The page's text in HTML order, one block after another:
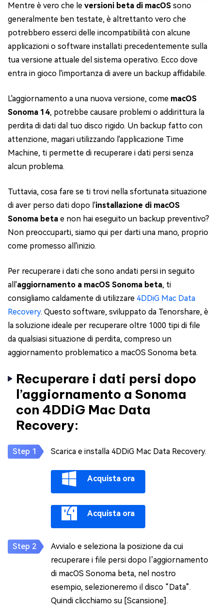
Mentre è vero che le versioni beta di macOS sono
generalmente ben testate, è altrettanto vero che
potrebbero esserci delle incompatibilità con alcune
applicazioni o software installati precedentemente sulla
tua versione attuale del sistema operativo. Ecco dove
entra in gioco l'importanza di avere un backup affidabile.
L'aggiornamento a una nuova versione, come macOS
Sonoma 14, potrebbe causare problemi o addirittura la
perdita di dati dal tuo disco rigido. Un backup fatto con
attenzione, magari utilizzando l'applicazione Time
Machine, ti permette di recuperare i dati persi senza
alcun problema.
Tuttavia, cosa fare se ti trovi nella sfortunata situazione
di aver perso dati dopo l'installazione di macOS
Sonoma beta e non hai eseguito un backup preventivo?
Non preoccuparti, siamo qui per darti una mano, proprio
come promesso all'inizio.
Per recuperare i dati che sono andati persi in seguito
all'aggiornamento a macOS Sonoma beta, ti
consigliamo caldamente di utilizzare 4DDiG Mac Data
Recovery. Questo software, sviluppato da Tenorshare, è
la soluzione ideale per recuperare oltre 1000 tipi di file
da qualsiasi situazione di perdita, compreso un
aggiornamento problematico a macOS Sonoma beta.
Recuperare i dati persi dopo
l’aggiornamento a Sonoma
con 4DDiG Mac Data
Recovery:
Scarica e installa 4DDiG Mac Data Recovery.
Acquista ora
Acquista ora
Avvialo e seleziona la posizione da cui
recuperare i file persi dopo l’aggiornamento
di macOS Sonoma beta, nel nostro
esempio, selezioneremo il disco “Data”.
Quindi clicchiamo su [Scansione].